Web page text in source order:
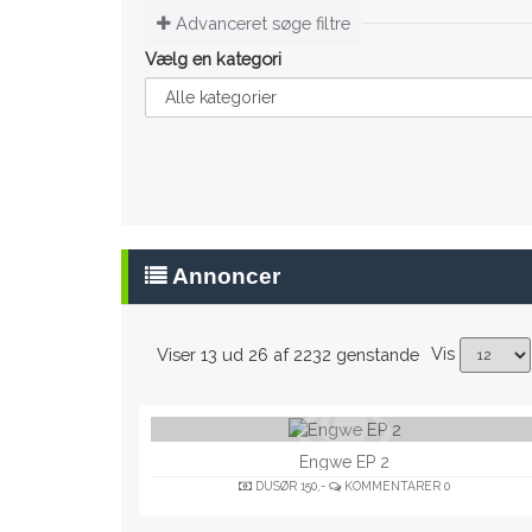
Advanceret søge filtre
Vælg en kategori
Annoncer
Viser 13 ud 26 af 2232 genstande Vis
Engwe EP 2
DUSØR150,- KOMMENTARER0